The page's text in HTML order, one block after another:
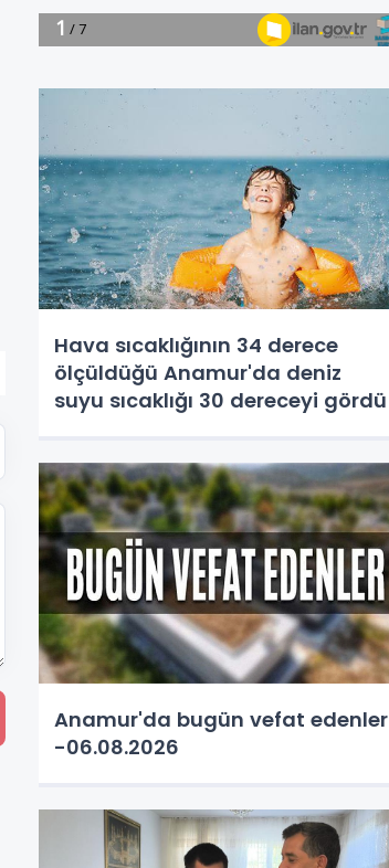
Hava sıcaklığının 34 derece
ölçüldüğü Anamur'da deniz
suyu sıcaklığı 30 dereceyi gördü
Anamur'da bugün vefat edenler
-06.08.2026